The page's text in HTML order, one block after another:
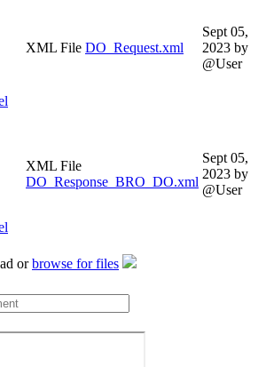
XML File DO_Request.xml
Sept 05,
2023 by
@User
XML File
DO_Response_BRO_DO.xml
Sept 05,
2023 by
@User
orbrowse for files